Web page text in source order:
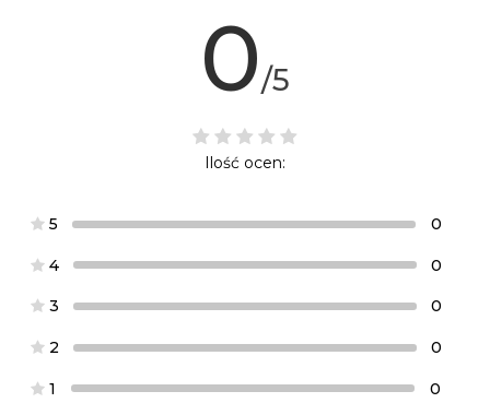
0/5
Ilość ocen:
5 0
4 0
3 0
2 0
1 0